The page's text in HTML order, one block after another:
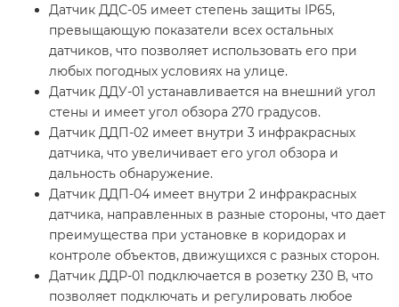
Датчик ДДС-05 имеет степень защиты IP65,
превыщающую показатели всех остальных
датчиков, что позволяет использовать его при
любых погодных условиях на улице.
Датчик ДДУ-01 устанавливается на внешний угол
стены и имеет угол обзора 270 градусов.
Датчик ДДП-02 имеет внутри 3 инфракрасных
датчика, что увеличивает его угол обзора и
дальность обнаружение.
Датчик ДДП-04 имеет внутри 2 инфракрасных
датчика, направленных в разные стороны, что дает
преимущества при установке в коридорах и
контроле объектов, движущихся с разных сторон.
Датчик ДДР-01 подключается в розетку 230 В, что
позволяет подключать и регулировать любое